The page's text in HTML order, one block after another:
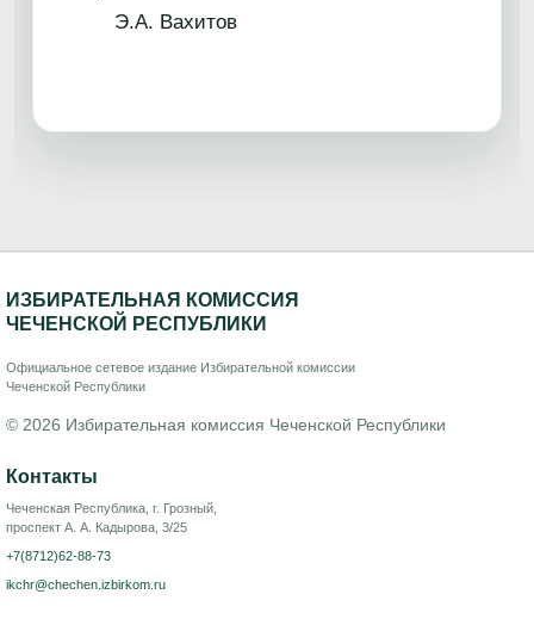
Э.А. Вахитов
ИЗБИРАТЕЛЬНАЯ КОМИССИЯ
ЧЕЧЕНСКОЙ РЕСПУБЛИКИ
Официальное сетевое издание Избирательной комиссии
Чеченской Республики
© 2026 Избирательная комиссия Чеченской Республики
Контакты
Чеченская Республика, г. Грозный,
проспект А. А. Кадырова, 3/25
+7(8712)62-88-73
ikchr@chechen.izbirkom.ru